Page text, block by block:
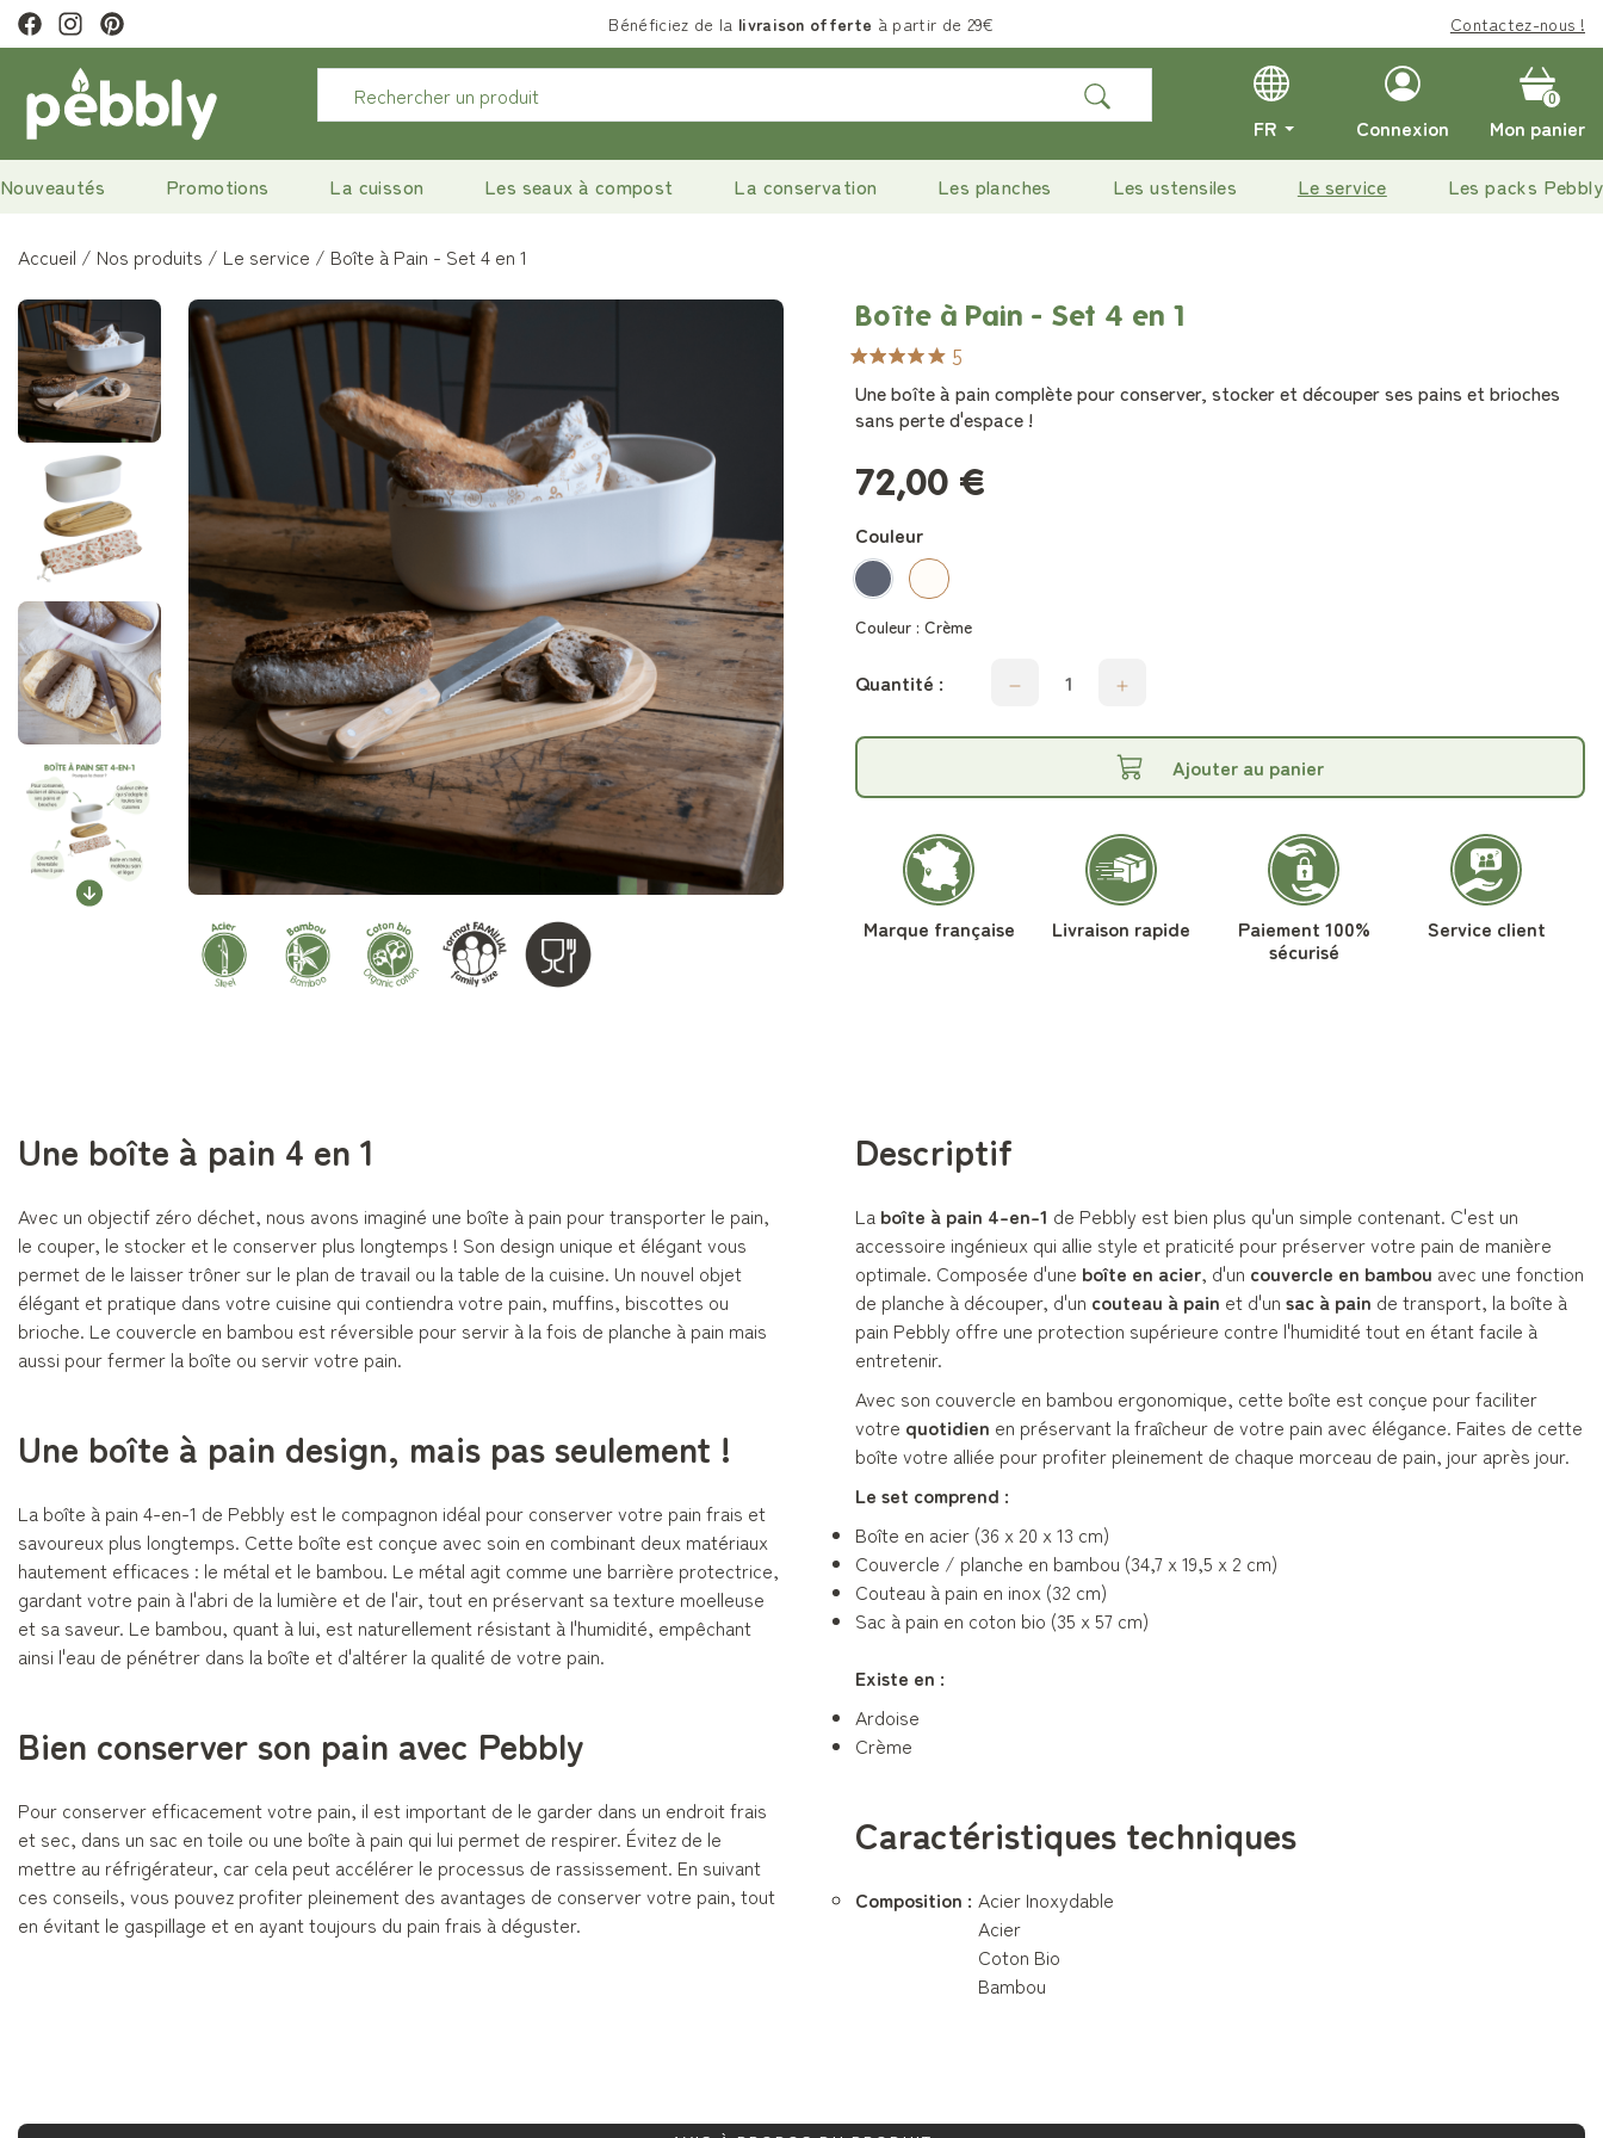
pour profiter de 10% de remise. Bénéficiez de la livraison offerte à partir de 29€ Contactez-nous !
FR Connexion Mon panier
0
Nouveautés Promotions La cuisson Les seaux à compost La conservation Les planches Les ustensiles Le service Les packs Pebbly
Accueil Nos produits Le service Boîte à Pain - Set 4 en 1
Boîte à Pain - Set 4 en 1
5
Une boîte à pain complète pour conserver, stocker et découper ses pains et brioches
sans perte d'espace !
72,00 €
Couleur
Couleur : Crème
Quantité :
Ajouter au panier
Marque française Livraison rapide Paiement 100%
sécurisé
Service client
Une boîte à pain 4 en 1
Avec un objectif zéro déchet, nous avons imaginé une boîte à pain pour transporter le pain,
le couper, le stocker et le conserver plus longtemps ! Son design unique et élégant vous
permet de le laisser trôner sur le plan de travail ou la table de la cuisine. Un nouvel objet
élégant et pratique dans votre cuisine qui contiendra votre pain, muffins, biscottes ou
brioche. Le couvercle en bambou est réversible pour servir à la fois de planche à pain mais
aussi pour fermer la boîte ou servir votre pain.
Une boîte à pain design, mais pas seulement !
La boîte à pain 4-en-1 de Pebbly est le compagnon idéal pour conserver votre pain frais et
savoureux plus longtemps. Cette boîte est conçue avec soin en combinant deux matériaux
hautement efficaces : le métal et le bambou. Le métal agit comme une barrière protectrice,
gardant votre pain à l'abri de la lumière et de l'air, tout en préservant sa texture moelleuse
et sa saveur. Le bambou, quant à lui, est naturellement résistant à l'humidité, empêchant
ainsi l'eau de pénétrer dans la boîte et d'altérer la qualité de votre pain.
Bien conserver son pain avec Pebbly
Pour conserver efficacement votre pain, il est important de le garder dans un endroit frais
et sec, dans un sac en toile ou une boîte à pain qui lui permet de respirer. Évitez de le
mettre au réfrigérateur, car cela peut accélérer le processus de rassissement. En suivant
ces conseils, vous pouvez profiter pleinement des avantages de conserver votre pain, tout
en évitant le gaspillage et en ayant toujours du pain frais à déguster.
Descriptif
La boîte à pain 4-en-1 de Pebbly est bien plus qu'un simple contenant. C'est un
accessoire ingénieux qui allie style et praticité pour préserver votre pain de manière
optimale. Composée d'une boîte en acier, d'un couvercle en bambou avec une fonction
de planche à découper, d'un couteau à pain et d'un sac à pain de transport, la boîte à
pain Pebbly offre une protection supérieure contre l'humidité tout en étant facile à
entretenir.
Avec son couvercle en bambou ergonomique, cette boîte est conçue pour faciliter
votre quotidien en préservant la fraîcheur de votre pain avec élégance. Faites de cette
boîte votre alliée pour profiter pleinement de chaque morceau de pain, jour après jour.
Le set comprend :
Boîte en acier (36 x 20 x 13 cm)
Couvercle / planche en bambou (34,7 x 19,5 x 2 cm)
Couteau à pain en inox (32 cm)
Sac à pain en coton bio (35 x 57 cm)
Existe en :
Ardoise
Crème
Caractéristiques techniques
Composition : Acier Inoxydable
Acier
Coton Bio
Bambou